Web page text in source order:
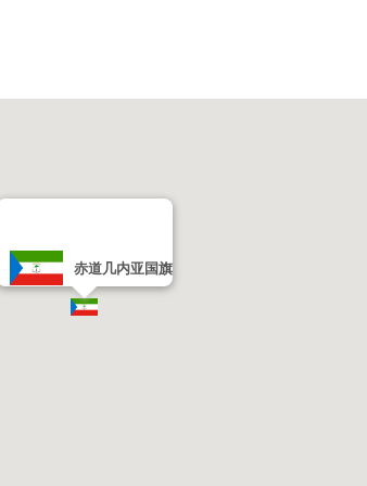
赤道几内亚国旗